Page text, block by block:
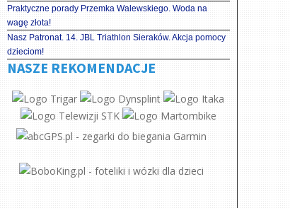
Praktyczne porady Przemka Walewskiego. Woda na
wagę złota!
Nasz Patronat. 14. JBL Triathlon Sieraków. Akcja pomocy
dzieciom!
NASZE REKOMENDACJE